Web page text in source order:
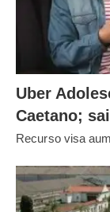
Uber
Caetano;
Recurso visa